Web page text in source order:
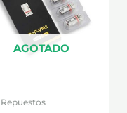
AGOTADO
Repuestos